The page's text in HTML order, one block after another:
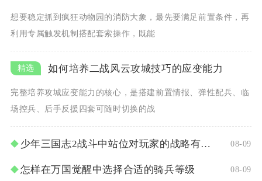
想要稳定抓到疯狂动物园的消防大象，最先要满足前置条件，再
利用专属触发机制搭配套索操作，既能
如何培养二战风云攻城技巧的应变能力
完整培养攻城应变能力的核心，是搭建前置情报、弹性配兵、临
场控兵、后手反援四套可随时切换的战
少年三国志2战斗中站位对玩家的战略有何要求 08-09
怎样在万国觉醒中选择合适的骑兵等级 08-09